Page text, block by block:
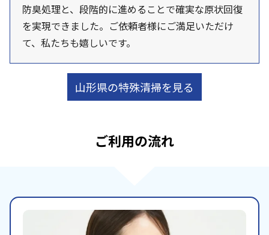
防臭処理と、段階的に進めることで確実な原状回復
を実現できました。ご依頼者様にご満足いただけ
て、私たちも嬉しいです。
山形県の特殊清掃を見る
ご利用の流れ